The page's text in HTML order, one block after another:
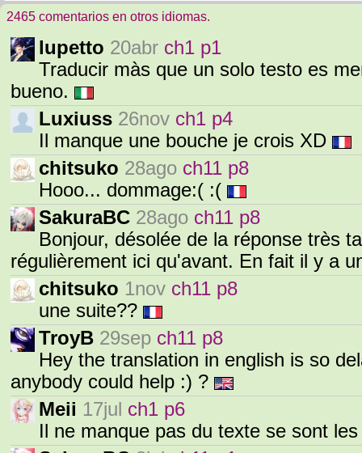
2465 comentarios en otros idiomas.
lupetto 20abr ch1 p1
Traducir màs que un solo testo es
bueno.
Luxiuss 26nov ch1 p4
Il manque une bouche je crois XD
chitsuko 28ago ch11 p8
Hooo... dommage:( :(
SakuraBC 28ago ch11 p8
Bonjour, désolée de la réponse très
régulièrement ici qu'avant. En fait il y a
chitsuko 1nov ch11 p8
une suite??
TroyB 29sep ch11 p8
Hey the translation in english is so
anybody could help :) ?
Meii 17jul ch1 p6
Il ne manque pas du texte se sont